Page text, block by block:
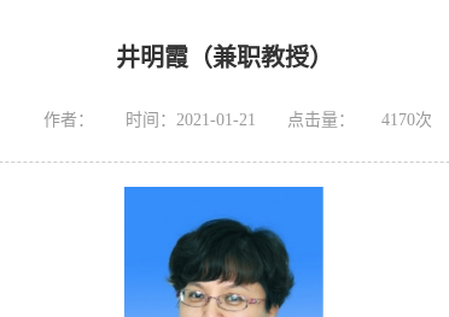
井明霞（兼职教授）
作者： 时间：2021-01-21 点击量： 4170次